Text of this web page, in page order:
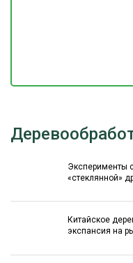
Эксперименты
«стеклянной»
Китайское
экспансия на